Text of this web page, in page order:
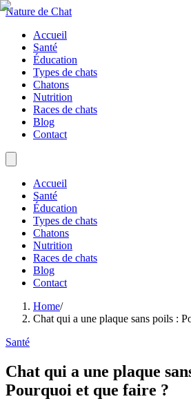
Nature de Chat
Accueil
Santé
Éducation
Types de chats
Chatons
Nutrition
Races de chats
Blog
Contact
Accueil
Santé
Éducation
Types de chats
Chatons
Nutrition
Races de chats
Blog
Contact
Home/
Chat qui a une plaque sans poils :
Santé
Chat qui a une plaque
Pourquoi et que faire ?